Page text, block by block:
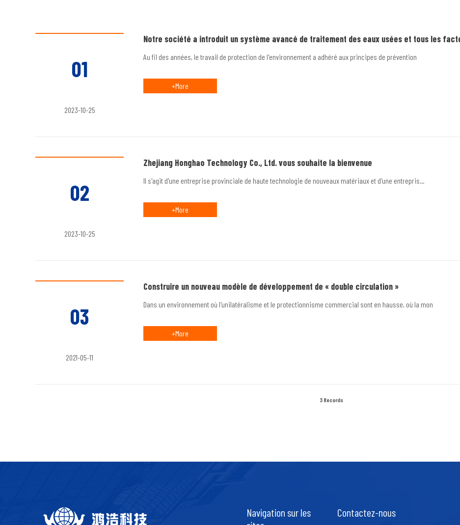
01
2023-10-25
Notre société a introduit un système avancé de traitement des eaux usées et tous les
Au fil des années, le travail de protection de l'environnement a adhéré aux principes de prévention
+More
02
2023-10-25
Zhejiang Honghao Technology Co., Ltd. vous souhaite la bienvenue
Il s'agit d'une entreprise provinciale de haute technologie de nouveaux matériaux et d'une entrepris...
+More
03
2021-05-11
Construire un nouveau modèle de développement de « double circulation »
Dans un environnement où l'unilatéralisme et le protectionnisme commercial sont en hausse, où la mon
+More
3 Records
Navigation sur les
Contactez-nous